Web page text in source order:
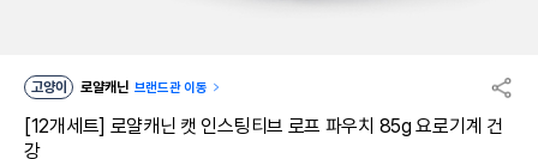
고양이 로얄캐닌 브랜드관 이동
[12개세트] 로얄캐닌 캣 인스팅티브 로프 파우치 85g 요로기계 건
강